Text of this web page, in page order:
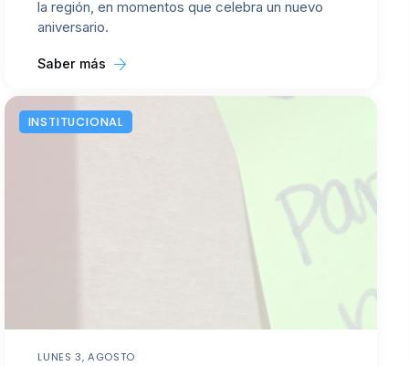
la región, en momentos que celebra un nuevo
aniversario.
Saber más
INSTITUCIONAL
LUNES 3, AGOSTO